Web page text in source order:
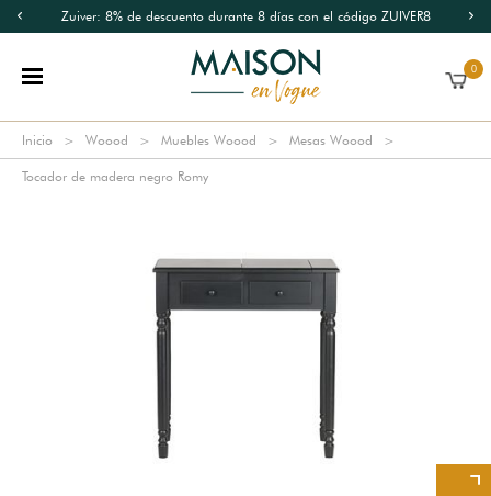
Zuiver: 8% de descuento durante 8 días con el código ZUIVER8
0
Inicio Woood Muebles Woood Mesas Woood
Tocador de madera negro Romy